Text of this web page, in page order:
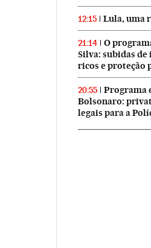
12:15 Lula, uma
21:14
O
Silva: subidas
ricos e proteção
20:55
Programa
Bolsonaro:
legais para a